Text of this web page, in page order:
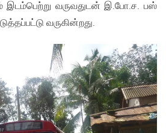
இடம்பெற்று வருவதுடன் இ.போ.ச. பஸ்
வருகின்றது.